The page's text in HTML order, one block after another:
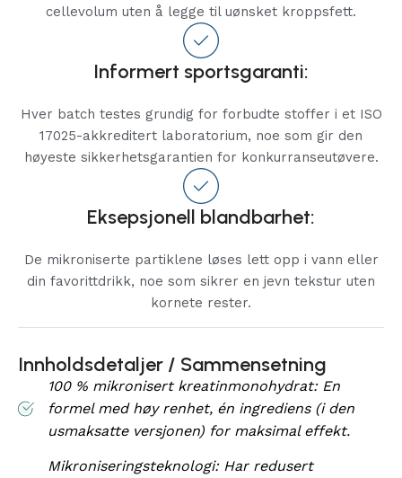
cellevolum uten å legge til uønsket kroppsfett.
Informert sportsgaranti:
Hver batch testes grundig for forbudte stoffer i et ISO
17025-akkreditert laboratorium, noe som gir den
høyeste sikkerhetsgarantien for konkurranseutøvere.
Eksepsjonell blandbarhet:
De mikroniserte partiklene løses lett opp i vann eller
din favorittdrikk, noe som sikrer en jevn tekstur uten
kornete rester.
Innholdsdetaljer / Sammensetning
100 % mikronisert kreatinmonohydrat: En
formel med høy renhet, én ingrediens (i den
usmaksatte versjonen) for maksimal effekt.
Mikroniseringsteknologi: Har redusert